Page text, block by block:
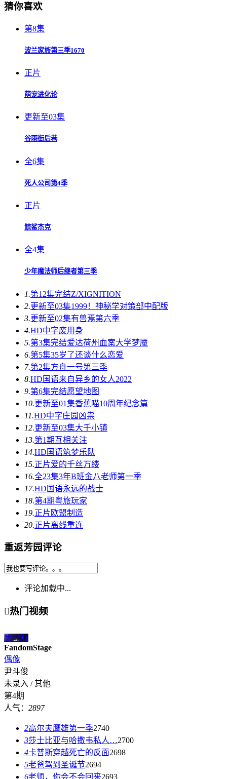
猜你喜欢
第8集
波兰家族第三季1670
正片
萌宠进化论
更新至03集
谷雨街后巷
全6集
死人公司第4季
正片
鲸鲨杰克
全4集
少年魔法师后继者第三季
1.第12集完结Z/XIGNITION
2.更新至03集1999！神秘学对策部中配版
3.更新至02集有兽焉第六季
4.HD中字废用身
5.第3集完结爱达荷州血案大学梦魇
6.第5集35岁了还谈什么恋爱
7.第2集方舟一号第三季
8.HD国语来自异乡的女人2022
9.第6集完结愿望地图
10.更新至01集香蕉喵10周年纪念篇
11.HD中字庄园凶祟
12.更新至03集大千小镇
13.第1期互相关注
14.HD国语筑梦乐队
15.正片爱的千丝万缕
16.全23集3年B班金八老师第一季
17.HD国语永远的战士
18.第4期粤旅玩家
19.正片欧盟制造
20.正片离线重连
重返芳园评论
评论加载中...
热门视频
第4期1
FandomStage
偶像
尹斗俊
未录入 / 其他
第4期
人气： 2897
2高尔夫鹰雄第一季2740
3莎士比亚与哈撒韦私人…2700
4卡普斯穿越死亡的反面2698
5老爸驾到圣诞节2694
6老师，你会不会回来2693